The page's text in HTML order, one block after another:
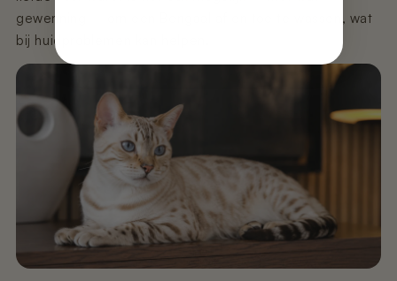
gewenning – om een Bengaal af en toe te wassen, wat
bij huidproblemen kan helpen.